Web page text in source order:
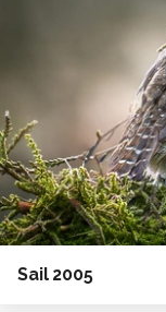
Sail 2005